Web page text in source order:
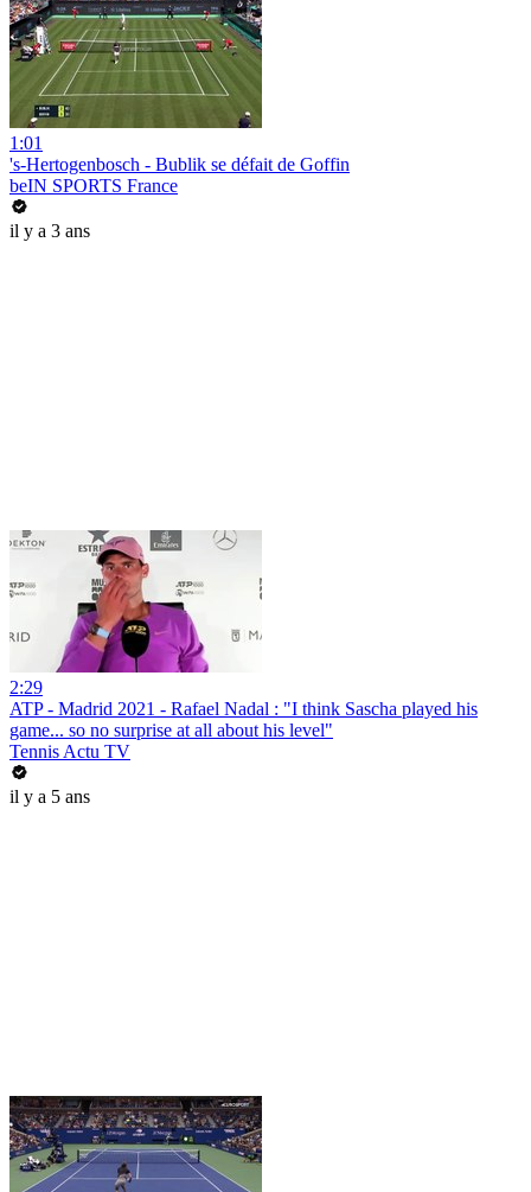
1:01
's-Hertogenbosch - Bublik se défait de Goffin
beIN SPORTS France
il y a 3 ans
2:29
ATP - Madrid 2021 - Rafael Nadal : "I think Sascha played his
game... so no surprise at all about his level"
Tennis Actu TV
il y a 5 ans